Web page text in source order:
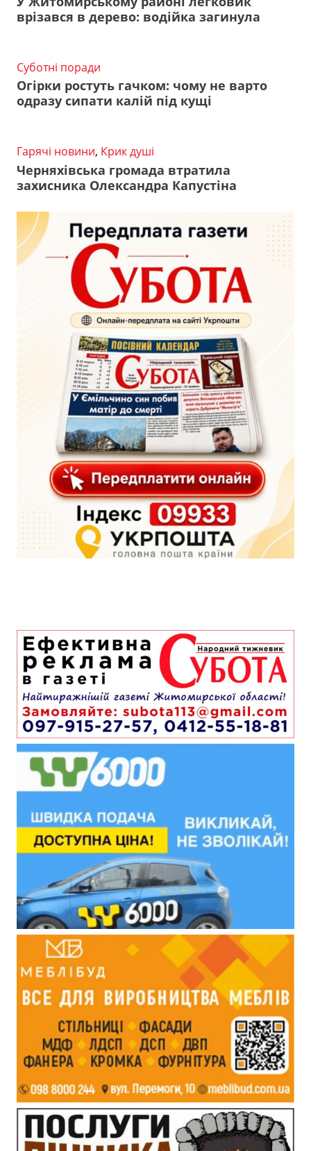
врізався в дерево: водійка загинула
Суботні поради
Огірки ростуть гачком: чому не варто
одразу сипати калій під кущі
Гарячі новини, Крик душі
Черняхівська громада втратила
захисника Олександра Капустіна